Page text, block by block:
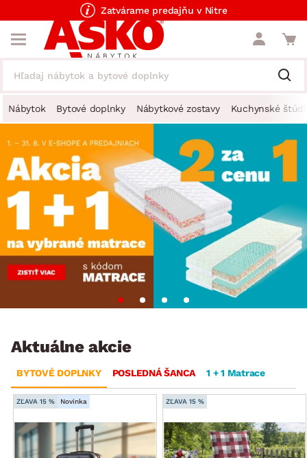
Zatvárame predajňu v Nitre
Nábytok Bytové doplnky Nábytkové zostavy Kuchynské
Aktuálne akcie
BYTOVÉ DOPLNKY POSLEDNÁ ŠANCA 1 + 1 Matrace
ZĽAVA 15 % Novinka ZĽAVA 15 %